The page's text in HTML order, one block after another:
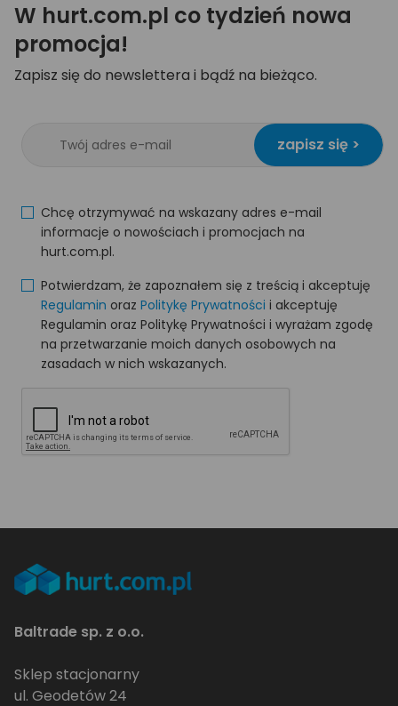
W hurt.com.pl co tydzień nowa
promocja!
Zapisz się do newslettera i bądź na bieżąco.
zapisz się >
Chcę otrzymywać na wskazany adres e-mail
informacje o nowościach i promocjach na
hurt.com.pl.
Potwierdzam, że zapoznałem się z treścią i akceptuję
Regulamin oraz Politykę Prywatności i akceptuję
Regulamin oraz Politykę Prywatności i wyrażam zgodę
na przetwarzanie moich danych osobowych na
zasadach w nich wskazanych.
Baltrade sp. z o.o.
Sklep stacjonarny
ul. Geodetów 24